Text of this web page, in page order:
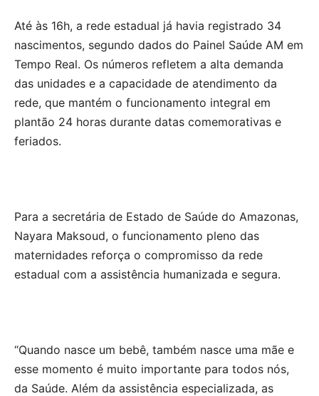
Até às 16h, a rede estadual já havia registrado 34
nascimentos, segundo dados do Painel Saúde AM em
Tempo Real. Os números refletem a alta demanda
das unidades e a capacidade de atendimento da
rede, que mantém o funcionamento integral em
plantão 24 horas durante datas comemorativas e
feriados.
Para a secretária de Estado de Saúde do Amazonas,
Nayara Maksoud, o funcionamento pleno das
maternidades reforça o compromisso da rede
estadual com a assistência humanizada e segura.
“Quando nasce um bebê, também nasce uma mãe e
esse momento é muito importante para todos nós,
da Saúde. Além da assistência especializada, as